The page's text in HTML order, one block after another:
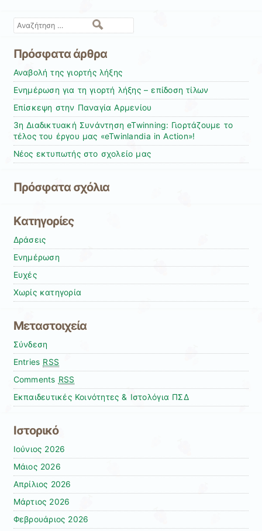
Αναζήτηση
Πρόσφατα άρθρα
Αναβολή της γιορτής λήξης
Ενημέρωση για τη γιορτή λήξης – επίδοση τίλων
Επίσκεψη στην Παναγία Αρμενίου
3η Διαδικτυακή Συνάντηση eTwinning: Γιορτάζουμε το
τέλος του έργου μας «eTwinlandia in Action»!
Νέος εκτυπωτής στο σχολείο μας
Πρόσφατα σχόλια
Kατηγορίες
Δράσεις
Ενημέρωση
Ευχές
Χωρίς κατηγορία
Μεταστοιχεία
Σύνδεση
Entries RSS
Comments RSS
Εκπαιδευτικές Κοινότητες & Ιστολόγια ΠΣΔ
Ιστορικό
Ιούνιος 2026
Μάιος 2026
Απρίλιος 2026
Μάρτιος 2026
Φεβρουάριος 2026